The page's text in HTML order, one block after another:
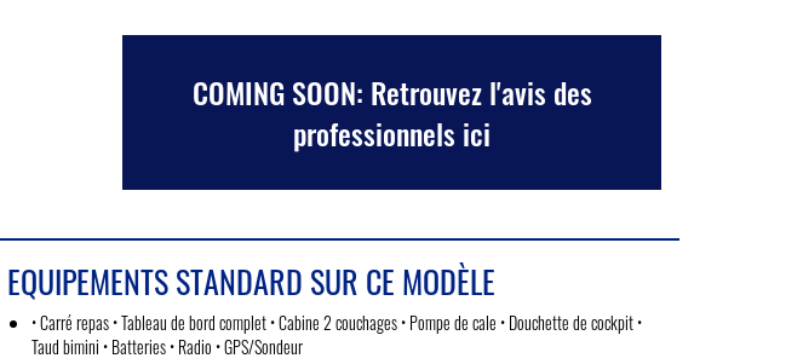
COMING SOON: Retrouvez l'avis des
professionnels ici
EQUIPEMENTS STANDARD SUR CE MODÈLE
• Carré repas • Tableau de bord complet • Cabine 2 couchages • Pompe de cale • Douchette de cockpit •
Taud bimini • Batteries • Radio • GPS/Sondeur